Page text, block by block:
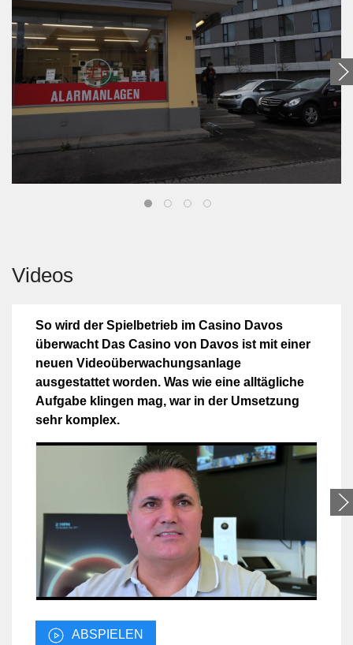
Videos
So wird der Spielbetrieb im Casino Davos
überwacht Das Casino von Davos ist mit einer
neuen Videoüberwachungsanlage
ausgestattet worden. Was wie eine alltägliche
Aufgabe klingen mag, war in der Umsetzung
sehr komplex.
ABSPIELEN